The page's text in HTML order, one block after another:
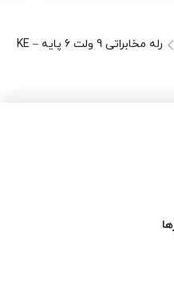
رله مخابراتی 9 ولت 6 پایه – HRB1-S-DC9V HKE